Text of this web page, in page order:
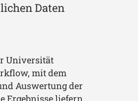
Daten
Universität
mit dem
Auswertung der
Ergebnisse liefern